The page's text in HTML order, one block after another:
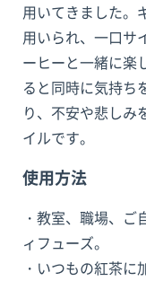
用いてきました。
用いられ、一口サ
ーヒーと一緒に楽
ると同時に気持ち
り、不安や悲しみ
イルです。
使用方法
・教室、職場、
ィフューズ。
・いつもの紅茶に